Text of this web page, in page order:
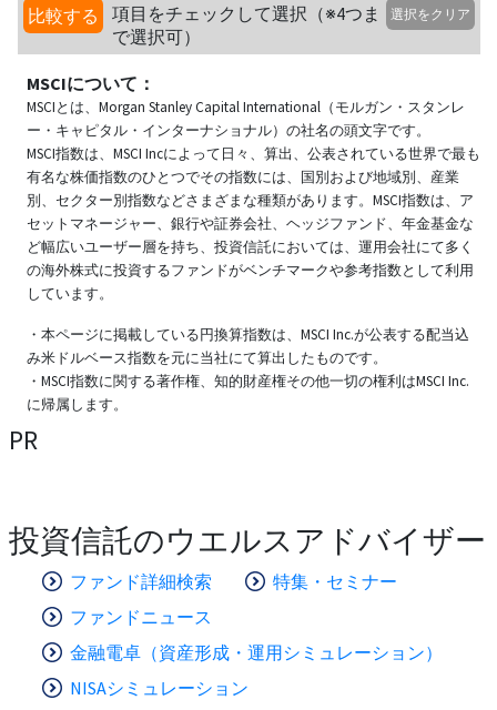
比較する
項目をチェックして選択（※4つま
で選択可）
選択をクリア
MSCIについて：
MSCIとは、Morgan Stanley Capital International（モルガン・スタンレ
ー・キャピタル・インターナショナル）の社名の頭文字です。
MSCI指数は、MSCI Incによって日々、算出、公表されている世界で最も
有名な株価指数のひとつでその指数には、国別および地域別、産業
別、セクター別指数などさまざまな種類があります。MSCI指数は、ア
セットマネージャー、銀行や証券会社、ヘッジファンド、年金基金な
ど幅広いユーザー層を持ち、投資信託においては、運用会社にて多く
の海外株式に投資するファンドがベンチマークや参考指数として利用
しています。
・本ページに掲載している円換算指数は、MSCI Inc.が公表する配当込
み米ドルベース指数を元に当社にて算出したものです。
・MSCI指数に関する著作権、知的財産権その他一切の権利はMSCI Inc.
に帰属します。
PR
投資信託のウエルスアドバイザー
ファンド詳細検索
特集・セミナー
ファンドニュース
金融電卓（資産形成・運用シミュレーション）
NISAシミュレーション